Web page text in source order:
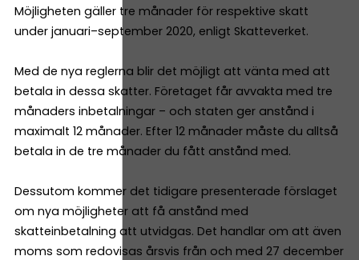
Möjligheten gäller tre månader för respektive skatt
under januari–september 2020, enligt Skatteverket.
Med de nya reglerna blir det möjligt att vänta med att
betala in dessa skatter. Företaget får avvakta med tre
månaders inbetalningar – och staten ger anstånd i
maximalt 12 månader. Efter 12 månader måste du alltså
betala in de tre månader du fått anstånd med.
Dessutom kommer det tidigare presenterade förslaget
om nya möjligheter att få anstånd med
skatteinbetalning att utvidgas. Det handlar om att även
moms som redovisas årsvis från och med 27 december